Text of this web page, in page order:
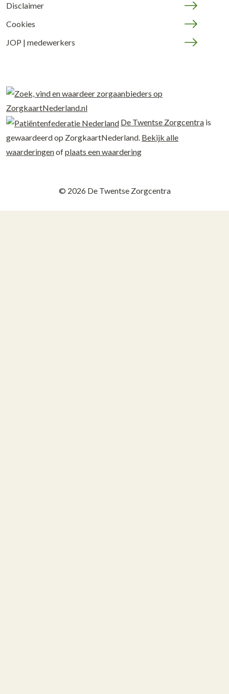
Disclaimer
Cookies
JOP | medewerkers
De Twentse Zorgcentra is
gewaardeerd op ZorgkaartNederland. Bekijk alle
waarderingenofplaats een waardering
© 2026 De Twentse Zorgcentra